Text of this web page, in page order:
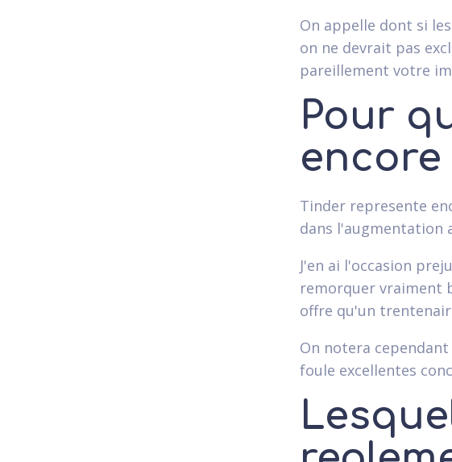
On appelle dont si
on ne devrait pas
pareillement votre
Pour
encore
Tinder represente
dans l'augmentation
J'en ai l'occasion
remorquer vraiment
offre qu'un
On notera
foule excellentes